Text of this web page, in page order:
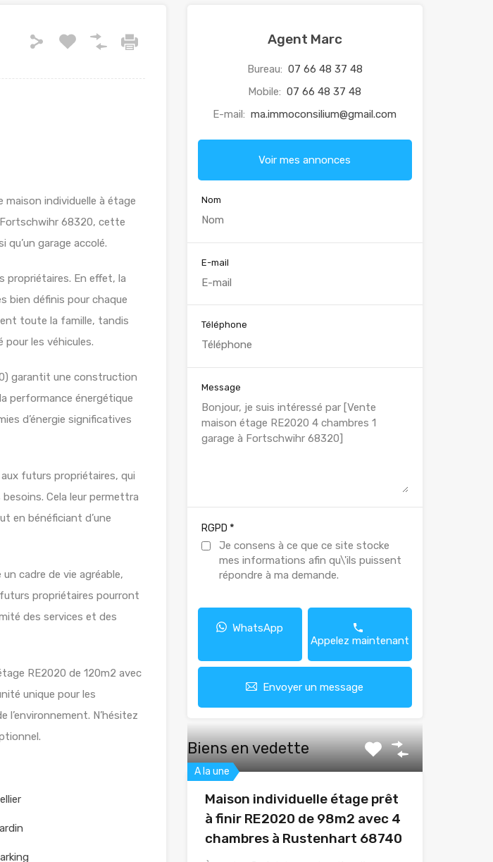
individuelle à étage
68320, cette
garage accolé.
propriétaires. En effet, la
bien définis pour chaque
toute la famille, tandis
les véhicules.
garantit une construction
performance énergétique
d’énergie significatives
futurs propriétaires, qui
Cela leur permettra
en bénéficiant d’une
cadre de vie agréable,
propriétaires pourront
des services et des
RE2020 de 120m2 avec
unique pour les
N’hésitez
Agent Marc
Bureau: 07 66 48 37 48
Mobile: 07 66 48 37 48
E-mail: ma.immoconsilium@gmail.com
Voir mes annonces
Nom
E-mail
Téléphone
Message
RGPD *
Je consens à ce que ce site stocke
mes informations afin qu\'ils puissent
répondre à ma demande.
WhatsApp
Appelez maintenant
Envoyer un message
Biens en vedette
A la une
Maison individuelle étage prêt
à finir RE2020 de 98m2 avec 4
chambres à Rustenhart 68740